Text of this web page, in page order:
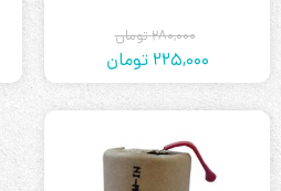
280,000تومان
قیمت
اصلی:
تومان
بود.
225,000 تومان
قیمت
فعلی:
تومان.